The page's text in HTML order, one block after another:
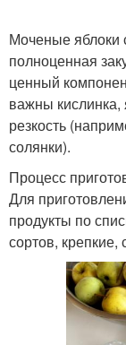
Моченые яблоки
полноценная
ценный
важны кислинка,
резкость
солянки).
Процесс
Для
продукты по
сортов,